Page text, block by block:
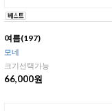
여름(197)
모네
크기선택가능
66,000원